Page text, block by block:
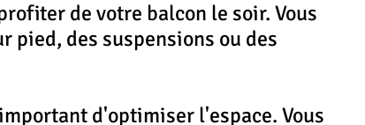
de votre balcon le soir. Vous
pied, des suspensions ou des
d'optimiser l'espace. Vous